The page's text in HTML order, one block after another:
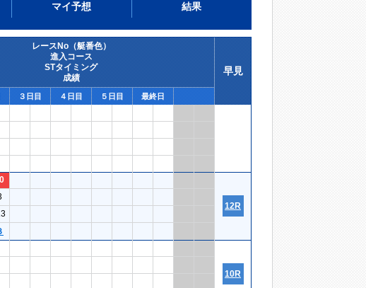
マイ予想 結果
レースNo（艇番色）
進入コース
STタイミング
成績
早見
３日目 ４日目 ５日目 最終日
12R
10R